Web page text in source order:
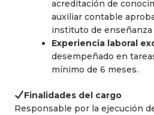
acreditación de
auxiliar contable
instituto de enseñanza
Experiencia laboral
desempeñado en
mínimo de 6 meses.
Finalidades del cargo
Responsable por la ejecución